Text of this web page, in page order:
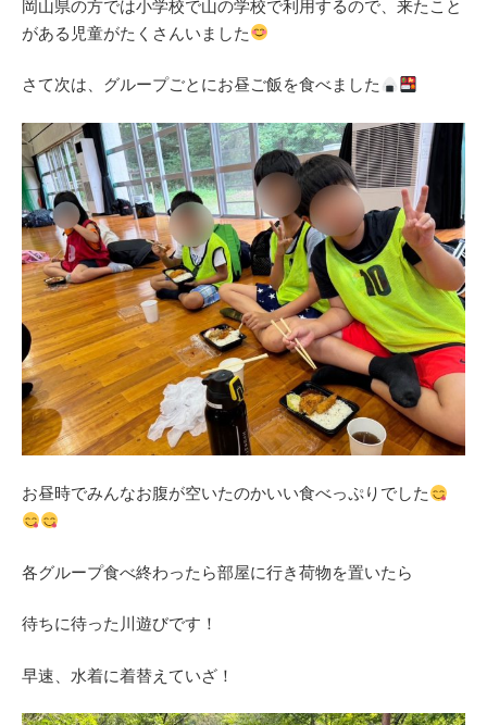
岡山県の方では小学校で山の学校で利用するので、来たこと
がある児童がたくさんいました
さて次は、グループごとにお昼ご飯を食べました
お昼時でみんなお腹が空いたのかいい食べっぷりでした
各グループ食べ終わったら部屋に行き荷物を置いたら
待ちに待った川遊びです！
早速、水着に着替えていざ！